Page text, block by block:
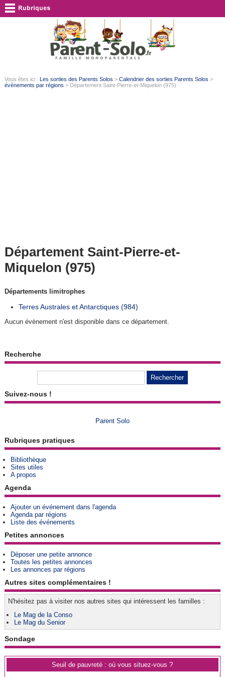
Vous êtes ici : Les sorties des Parents Solos > Calendrier des sorties Parents Solos >
évènements par régions > Département Saint-Pierre-et-Miquelon (975)
Département Saint-Pierre-et-
Miquelon (975)
Départements limitrophes
Terres Australes et Antarctiques (984)
Aucun évènement n'est disponible dans ce département.
Recherche
Suivez-nous !
Parent Solo
Rubriques pratiques
Bibliothèque
Sites utiles
A propos
Agenda
Ajouter un événement dans l'agenda
Agenda par régions
Liste des événements
Petites annonces
Déposer une petite annonce
Toutes les petites annonces
Les annonces par régions
Autres sites complémentaires !
N'hésitez pas à visiter nos autres sites qui intéressent les familles :
Le Mag de la Conso
Le Mag du Senior
Sondage
Seuil de pauvreté : où vous situez-vous ?